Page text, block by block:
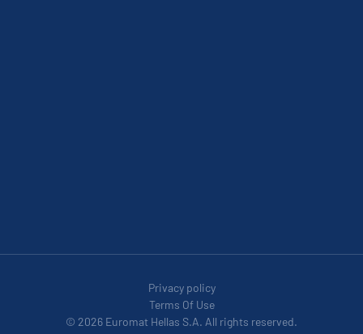
© 2026 Euromat Hellas S.A. All rights reserved.
Privacy policy
Terms Of Use